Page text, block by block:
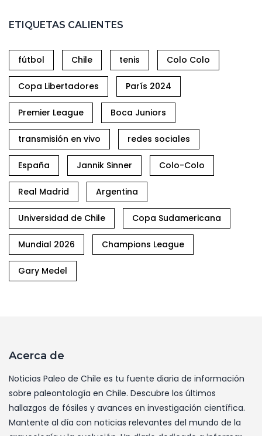
ETIQUETAS CALIENTES
fútbol Chile tenis Colo Colo
Copa Libertadores París 2024
Premier League Boca Juniors
transmisión en vivo redes sociales
España Jannik Sinner Colo-Colo
Real Madrid Argentina
Universidad de Chile Copa Sudamericana
Mundial 2026 Champions League
Gary Medel
Acerca de
Noticias Paleo de Chile es tu fuente diaria de información
sobre paleontología en Chile. Descubre los últimos
hallazgos de fósiles y avances en investigación científica.
Mantente al día con noticias relevantes del mundo de la